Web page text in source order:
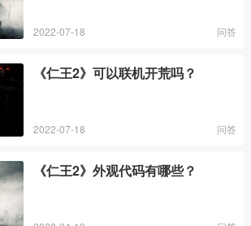
2022-07-18 问答
《仁王2》可以联机开荒吗？
2022-07-18 问答
《仁王2》外观代码有哪些？